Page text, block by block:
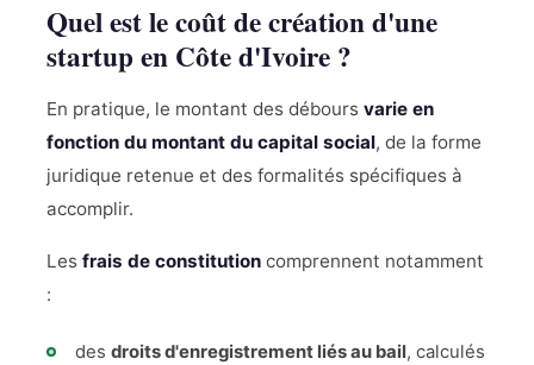
Quel est le coût de création d'une
startup en Côte d'Ivoire ?
En pratique, le montant des débours varie en
fonction du montant du capital social, de la forme
juridique retenue et des formalités spécifiques à
accomplir.
Les frais de constitution comprennent notamment
:
des droits d'enregistrement liés au bail, calculés